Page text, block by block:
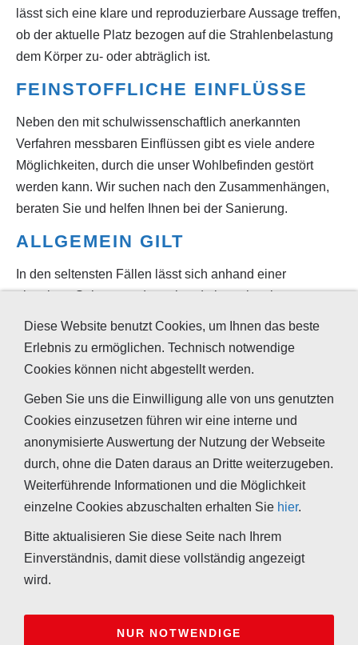
lässt sich eine klare und reproduzierbare Aussage treffen,
ob der aktuelle Platz bezogen auf die Strahlenbelastung
dem Körper zu- oder abträglich ist.
FEINSTOFFLICHE EINFLÜSSE
Neben den mit schulwissenschaftlich anerkannten
Verfahren messbaren Einflüssen gibt es viele andere
Möglichkeiten, durch die unser Wohlbefinden gestört
werden kann. Wir suchen nach den Zusammenhängen,
beraten Sie und helfen Ihnen bei der Sanierung.
ALLGEMEIN GILT
In den seltensten Fällen lässt sich anhand einer
einzelnen Substanz oder anhand einer einzelnen
zur Regeneration zu geben oder auch eine
Therapieresistenz zu beenden. Die Baubiologische
Beratung ersetzt nicht den Gang zum Arzt oder
Heilpraktiker, sie kann aber deren Arbeit deutlich
erleichtern und die notwendige Basis für den
Heilungsweg sein.
Download
Diese Website benutzt Cookies, um Ihnen das beste
Erlebnis zu ermöglichen. Technisch notwendige
Cookies können nicht abgestellt werden.
Geben Sie uns die Einwilligung alle von uns genutzten
Cookies einzusetzen führen wir eine interne und
anonymisierte Auswertung der Nutzung der Webseite
durch, ohne die Daten daraus an Dritte weiterzugeben.
Weiterführende Informationen und die Möglichkeit
einzelne Cookies abzuschalten erhalten Sie hier.
Bitte aktualisieren Sie diese Seite nach Ihrem
Einverständnis, damit diese vollständig angezeigt
wird.
NUR NOTWENDIGE